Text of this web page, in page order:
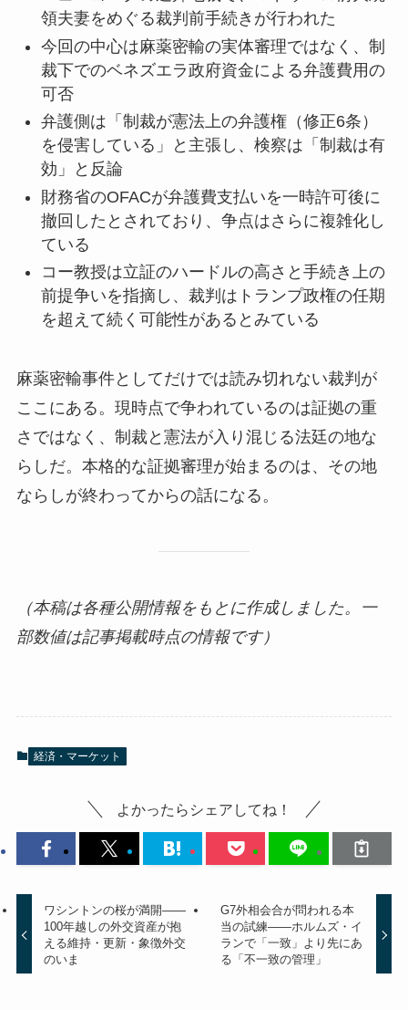
領夫妻をめぐる裁判前手続きが行われた
今回の中心は麻薬密輸の実体審理ではなく、制
裁下でのベネズエラ政府資金による弁護費用の
可否
弁護側は「制裁が憲法上の弁護権（修正6条）
を侵害している」と主張し、検察は「制裁は有
効」と反論
財務省のOFACが弁護費支払いを一時許可後に
撤回したとされており、争点はさらに複雑化し
ている
コー教授は立証のハードルの高さと手続き上の
前提争いを指摘し、裁判はトランプ政権の任期
を超えて続く可能性があるとみている
麻薬密輸事件としてだけでは読み切れない裁判が
ここにある。現時点で争われているのは証拠の重
さではなく、制裁と憲法が入り混じる法廷の地な
らしだ。本格的な証拠審理が始まるのは、その地
ならしが終わってからの話になる。
（本稿は各種公開情報をもとに作成しました。一
部数値は記事掲載時点の情報です）
経済・マーケット
よかったらシェアしてね！
ワシントンの桜が満開——
100年越しの外交資産が抱
える維持・更新・象徴外交
のいま
G7外相会合が問われる本
当の試練——ホルムズ・イ
ランで「一致」より先にあ
る「不一致の管理」